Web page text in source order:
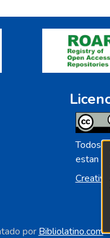
Todos
estan
por Bibliolatino.com